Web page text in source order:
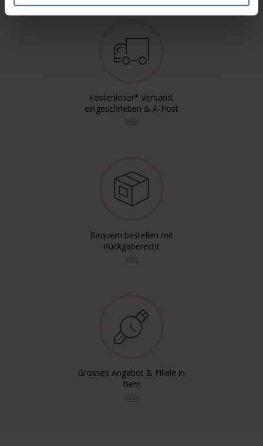
Kostenloser* Versand,
eingeschrieben & A-Post
Bequem bestellen mit
Rückgaberecht
Grosses Angebot & Filiale in
Bern